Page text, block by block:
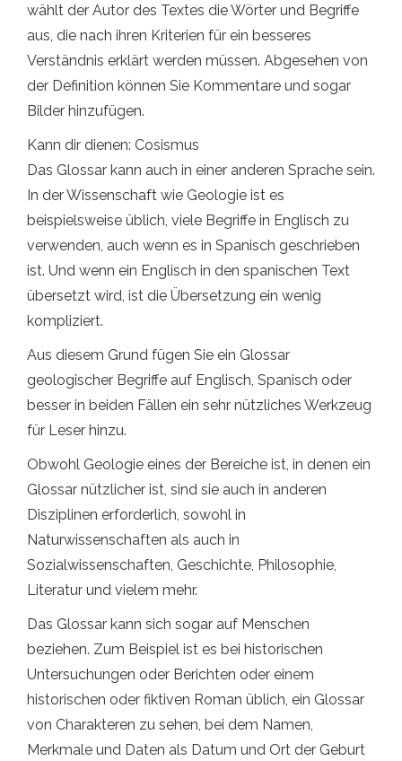
wählt der Autor des Textes die Wörter und Begriffe
aus, die nach ihren Kriterien für ein besseres
Verständnis erklärt werden müssen. Abgesehen von
der Definition können Sie Kommentare und sogar
Bilder hinzufügen.
Kann dir dienen: Cosismus
Das Glossar kann auch in einer anderen Sprache sein.
In der Wissenschaft wie Geologie ist es
beispielsweise üblich, viele Begriffe in Englisch zu
verwenden, auch wenn es in Spanisch geschrieben
ist. Und wenn ein Englisch in den spanischen Text
übersetzt wird, ist die Übersetzung ein wenig
kompliziert.
Aus diesem Grund fügen Sie ein Glossar
geologischer Begriffe auf Englisch, Spanisch oder
besser in beiden Fällen ein sehr nützliches Werkzeug
für Leser hinzu.
Obwohl Geologie eines der Bereiche ist, in denen ein
Glossar nützlicher ist, sind sie auch in anderen
Disziplinen erforderlich, sowohl in
Naturwissenschaften als auch in
Sozialwissenschaften, Geschichte, Philosophie,
Literatur und vielem mehr.
Das Glossar kann sich sogar auf Menschen
beziehen. Zum Beispiel ist es bei historischen
Untersuchungen oder Berichten oder einem
historischen oder fiktiven Roman üblich, ein Glossar
von Charakteren zu sehen, bei dem Namen,
Merkmale und Daten als Datum und Ort der Geburt